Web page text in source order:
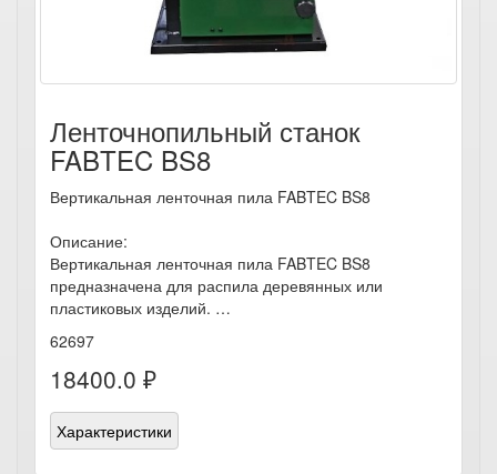
Ленточнопильный станок
FABTEC BS8
Вертикальная ленточная пила FABTEC BS8
Описание:
Вертикальная ленточная пила FABTEC BS8
предназначена для распила деревянных или
пластиковых изделий. …
62697
18400.0 ₽
Характеристики